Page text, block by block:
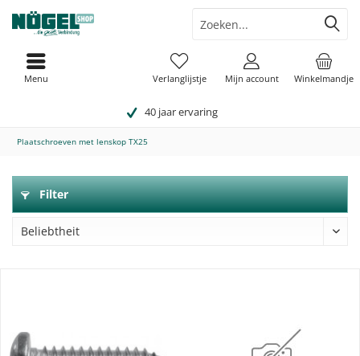
40 jaar ervaring
Winkelmandje
Verlanglijstje Mijn account
Menu
Plaatschroeven met lenskop TX25
Filter